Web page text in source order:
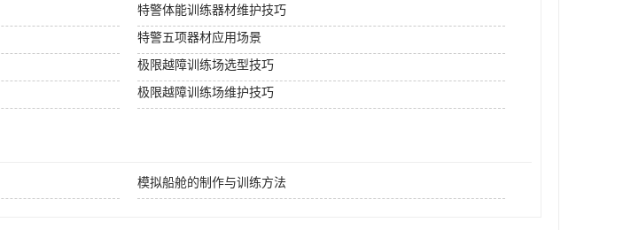
特警体能训练器材维护技巧
特警五项器材应用场景
极限越障训练场选型技巧
极限越障训练场维护技巧
模拟船舱的制作与训练方法